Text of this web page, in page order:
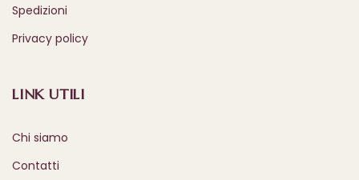
Spedizioni
Privacy policy
LINK UTILI
Chi siamo
Contatti